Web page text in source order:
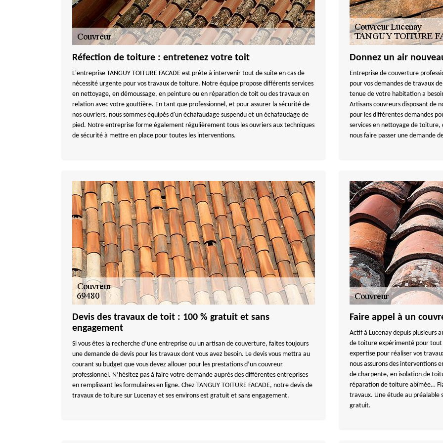
Réfection de toiture : entretenez votre toit
L'entreprise TANGUY TOITURE FACADE est prête à intervenir tout de suite en cas de
nécessité urgente pour vos travaux de toiture. Notre équipe propose différents services
en nettoyage, en démoussage, en peinture ou en réparation de toit ou des travaux en
relation avec votre gouttière. En tant que professionnel, et pour assurer la sécurité de
nos ouvriers, nous sommes équipés d'un échafaudage suspendu et un échafaudage de
pied. Notre entreprise forme également régulièrement tous les ouvriers aux techniques
de sécurité à mettre en place pour toutes les interventions.
Donnez un air
Entreprise de couverture
pour vos demandes de travaux
tenue de votre habitation a
Artisans couvreurs disposant de
pour les différentes demandes
services en nettoyage de
nous faire passer une demande
Devis des travaux de toit : 100 % gratuit et sans
engagement
Si vous êtes la recherche d’une entreprise ou un artisan de couverture, faites toujours
une demande de devis pour les travaux dont vous avez besoin. Le devis vous mettra au
courant su budget que vous devez allouer pour les prestations d’un couvreur
professionnel. N’hésitez pas à faire votre demande auprès des différentes entreprises
en remplissant les formulaires en ligne. Chez TANGUY TOITURE FACADE, notre devis de
travaux de toiture sur Lucenay et ses environs est gratuit et sans engagement.
Faire appel à un
Actif à Lucenay depuis plusieurs
de toiture expérimenté pour tout
expertise pour réaliser vos
nous assurons des interventions
de charpente, en isolation de
réparation de toiture abîmée…
travaux. Une étude au préalable
gratuit.